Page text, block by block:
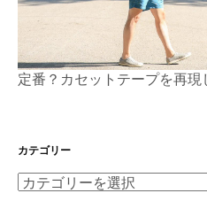
定番？カセットテープを再現
カテゴリー
カ